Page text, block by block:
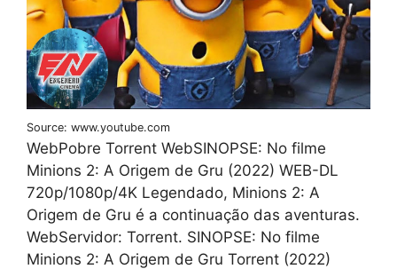
Source: www.youtube.com
WebPobre Torrent WebSINOPSE: No filme
Minions 2: A Origem de Gru (2022) WEB-DL
720p/1080p/4K Legendado, Minions 2: A
Origem de Gru é a continuação das aventuras.
WebServidor: Torrent. SINOPSE: No filme
Minions 2: A Origem de Gru Torrent (2022)